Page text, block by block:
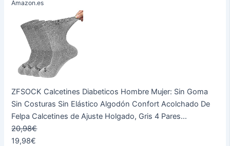
Amazon.es
ZFSOCK Calcetines Diabeticos Hombre Mujer: Sin Goma
Sin Costuras Sin Elástico Algodón Confort Acolchado De
Felpa Calcetines de Ajuste Holgado, Gris 4 Pares...
20,98€
19,98€